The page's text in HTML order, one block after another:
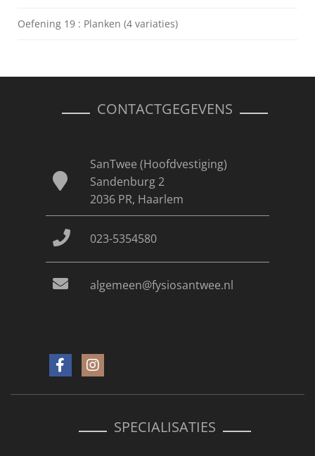
Oefening 19 : Planken (4 variaties)
CONTACTGEGEVENS
SanTwee (Hoofdvestiging)
Sandenburg 2
2036 PR, Haarlem
023-5354580
algemeen@fysiosantwee.nl
SPECIALISATIES